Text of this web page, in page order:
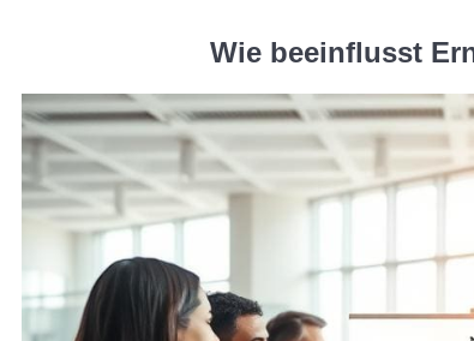
Wie beeinflusst